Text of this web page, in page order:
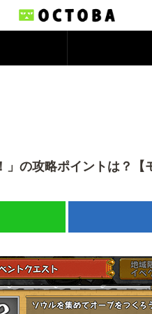
の攻略ポイントは？【